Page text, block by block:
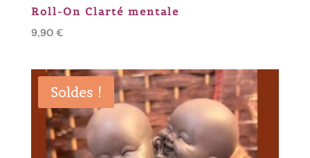
Roll-On Clarté mentale
9,90 €
Soldes !